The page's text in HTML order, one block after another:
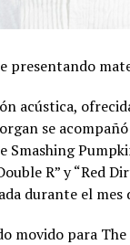
presentando
acústica,
se
Smashing
R” y “Red
durante el mes
movido para